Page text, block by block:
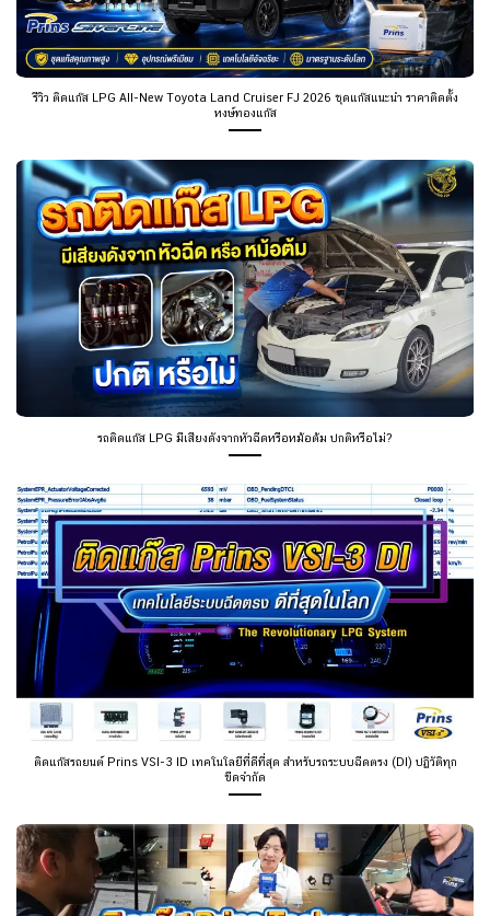
รีวิว ติดแก๊ส LPG All-New Toyota Land Cruiser FJ 2026 ชุดแก๊สแนะนำ ราคาติดตั้ง
หงษ์ทองแก๊ส
รถติดแก๊ส LPG มีเสียงดังจากหัวฉีดหรือหม้อต้ม ปกติหรือไม่?
ติดแก๊สรถยนต์ Prins VSI-3 ID เทคโนโลยีที่ดีที่สุด สำหรับรถระบบฉีดตรง (DI) ปฏิวัติทุก
ขีดจำกัด